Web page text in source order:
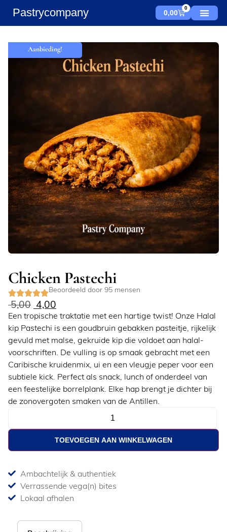
Pastrycompany 0,00
0
Aanbieding!
Chicken Pastechi
Beoordeeld door 95 mensen
5,00 4,00
Een tropische traktatie met een hartige twist! Onze Halal
kip Pastechi is een goudbruin gebakken pasteitje, rijkelijk
gevuld met malse, gekruide kip die voldoet aan halal-
voorschriften. De vulling is op smaak gebracht met een
Caribische kruidenmix, ui en een vleugje peper voor een
subtiele kick. Perfect als snack, lunch of onderdeel van
een feestelijke borrelplank. Elke hap brengt je dichter bij
de zonovergoten smaken van de Antillen.
TOEVOEGEN AAN WINKELWAGEN
Ambachtelijk & authentiek
Verrassende vega(n) bites
Lokaal afhalen